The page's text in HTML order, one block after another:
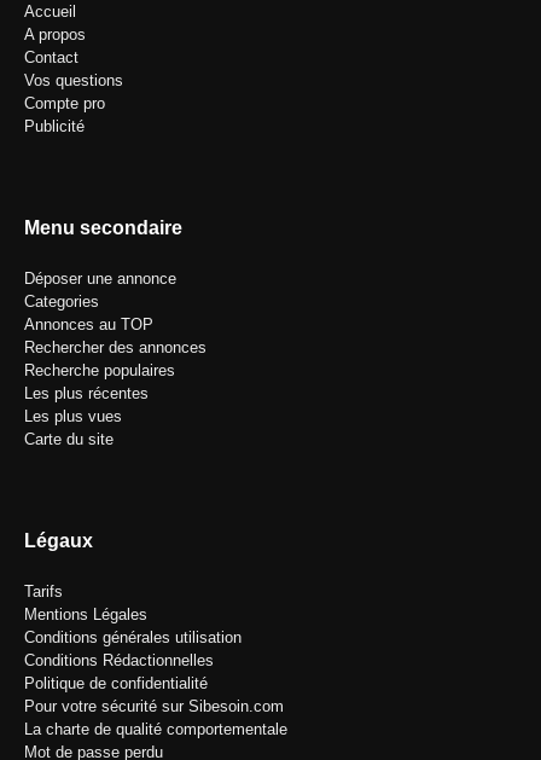
Accueil
A propos
Contact
Vos questions
Compte pro
Publicité
Menu secondaire
Déposer une annonce
Categories
Annonces au TOP
Rechercher des annonces
Recherche populaires
Les plus récentes
Les plus vues
Carte du site
Légaux
Tarifs
Mentions Légales
Conditions générales utilisation
Conditions Rédactionnelles
Politique de confidentialité
Pour votre sécurité sur Sibesoin.com
La charte de qualité comportementale
Mot de passe perdu